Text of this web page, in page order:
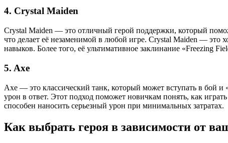
4. Crystal Maiden
Crystal Maiden — это отличный герой поддержки, который
что делает её незаменимой в любой игре. Crystal Maiden — это
навыков. Более того, её ультимативное заклинание «Freezing
5. Axe
Axe — это классический танк, который может вступать в бой и
урон в ответ. Этот подход поможет новичкам понять, как
способен наносить серьезный урон при минимальных затратах.
Как выбрать героя в зависимости от